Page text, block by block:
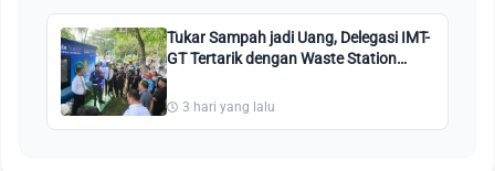
Tukar Sampah jadi Uang, Delegasi IMT-
GT Tertarik dengan Waste Station
3 hari yang lalu